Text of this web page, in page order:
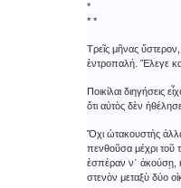
*
* *
Τρεῖς μῆνας
ἐντροπαλή. Ἔλεγε
Ποικίλαι διηγήσεις
ὅτι αὐτὸς δὲν
Ὄχι ὠτακουστὴς
πενθοῦσα μέχρι τοῦ
ἑσπέραν ν᾿ ἀκούσῃ,
στενὸν μεταξὺ δύο